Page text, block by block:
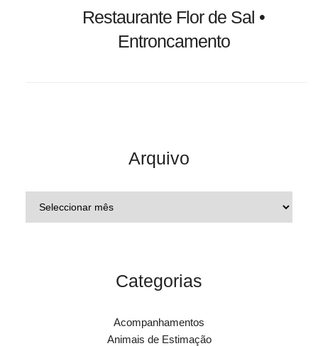
Restaurante Flor de Sal •
Entroncamento
Arquivo
Categorias
Acompanhamentos
Animais de Estimação